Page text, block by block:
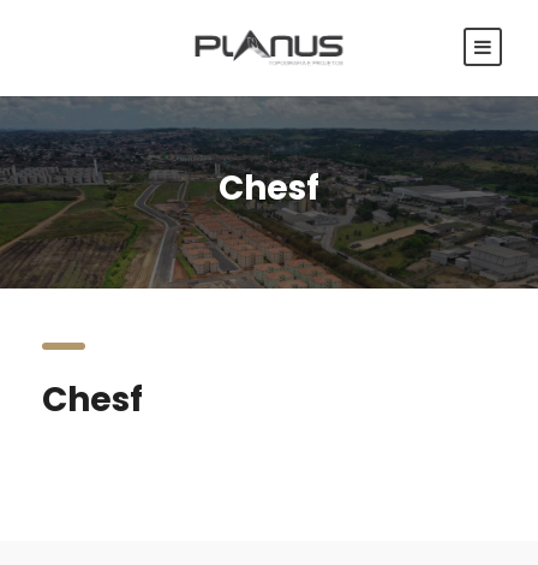
Chesf
Chesf